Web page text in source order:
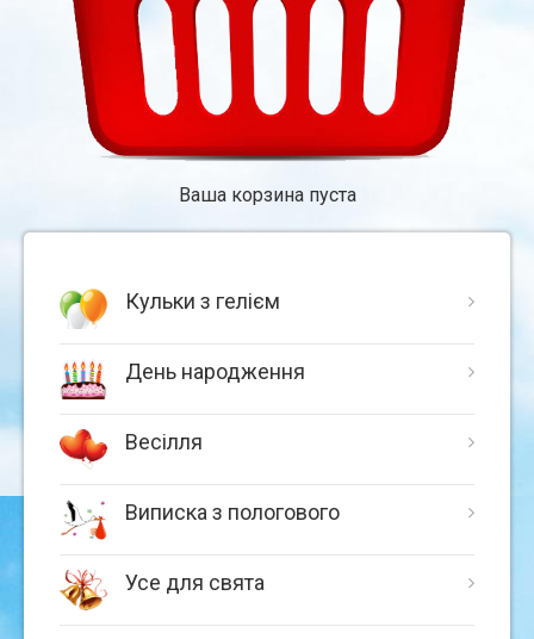
Ваша корзина пуста
Кульки з гелієм
День народження
Весілля
Виписка з пологового
Усе для свята